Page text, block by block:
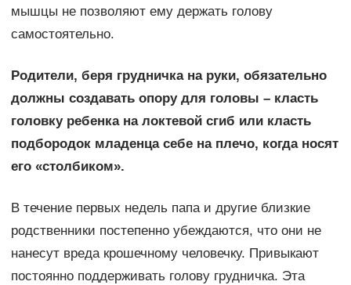
мышцы не позволяют ему держать голову
самостоятельно.
Родители, беря грудничка на руки, обязательно
должны создавать опору для головы – класть
головку ребенка на локтевой сгиб или класть
подбородок младенца себе на плечо, когда носят
его «столбиком».
В течение первых недель папа и другие близкие
родственники постепенно убеждаются, что они не
нанесут вреда крошечному человечку. Привыкают
постоянно поддерживать голову грудничка. Эта